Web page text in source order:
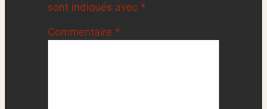
sont indiqués avec *
Commentaire *